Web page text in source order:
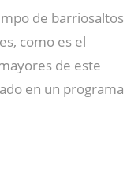
de barriosaltos
como es el
de este
en un programa